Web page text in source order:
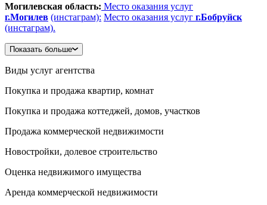
Могилевская область: Место оказания услуг
г.Могилев (инстаграм): Место оказания услуг г.Бобруйск
(инстаграм).
Показать больше
Виды услуг агентства
Покупка и продажа квартир, комнат
Покупка и продажа коттеджей, домов, участков
Продажа коммерческой недвижимости
Новостройки, долевое строительство
Оценка недвижимого имущества
Аренда коммерческой недвижимости